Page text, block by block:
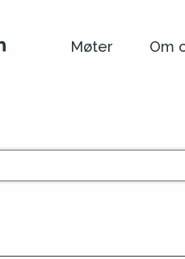
Møter Om